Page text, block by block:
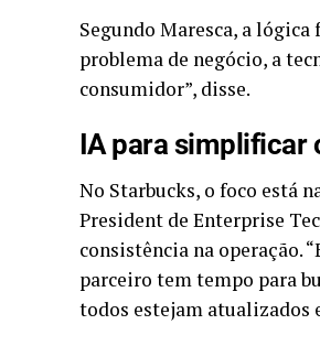
Segundo Maresca, a
problema de negócio, a
consumidor”, disse.
IA para simplificar
No Starbucks, o foco está
President de Enterprise
consistência na operação.
parceiro tem tempo para
todos estejam atualizados